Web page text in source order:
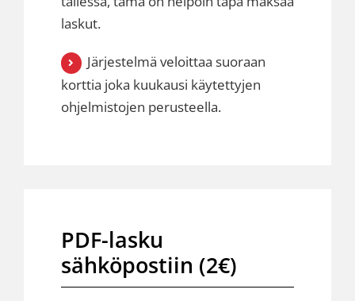
laskut.
Järjestelmä veloittaa suoraan
korttia joka kuukausi käytettyjen
ohjelmistojen perusteella.
PDF-lasku
sähköpostiin (2€)